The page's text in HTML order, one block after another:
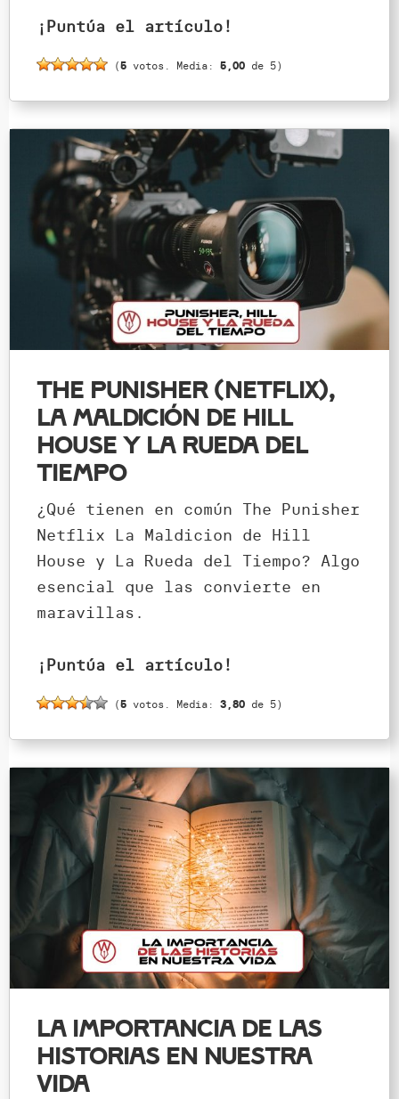
¡Puntúa el artículo!
(5 votos. Media: 5,00 de 5)
The Punisher (Netflix),
La Maldición de Hill
House y La Rueda del
Tiempo
¿Qué tienen en común The Punisher
Netflix La Maldicion de Hill
House y La Rueda del Tiempo? Algo
esencial que las convierte en
maravillas.
¡Puntúa el artículo!
(5 votos. Media: 3,80 de 5)
La importancia de las
historias en nuestra
vida